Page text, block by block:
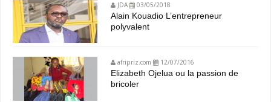
JDA 03/05/2018
Alain Kouadio L’entrepreneur
polyvalent
afripriz.com 12/07/2016
Elizabeth Ojelua ou la passion de
bricoler